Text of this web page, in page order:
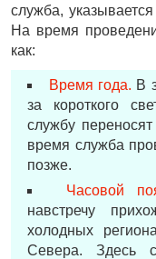
служба,
На время
как:
Время года. В
за короткого
службу
время служба
позже.
Часовой
навстречу
холодных
Севера. Здесь